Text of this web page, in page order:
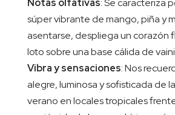
Notas olfativas: Se caracteriza
súper vibrante de mango, piña y
asentarse, despliega un corazón
loto sobre una base cálida de
Vibra y sensaciones: Nos
alegre, luminosa y sofisticada de
verano en locales tropicales frente